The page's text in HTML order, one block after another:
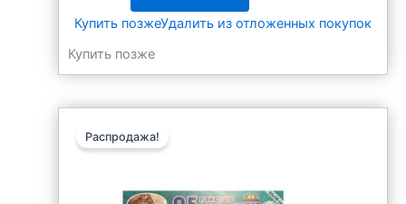
Купить позжеУдалить из отложенных покупок
Купить позже
Распродажа!